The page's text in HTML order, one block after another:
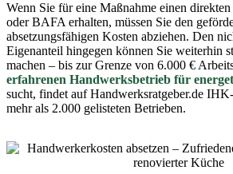
Wenn Sie für eine Maßnahme einen
oder BAFA erhalten, müssen Sie den
absetzungsfähigen Kosten abziehen. Den
Eigenanteil hingegen können Sie weiterhin
machen – bis zur Grenze von 6.000 €
erfahrenen Handwerksbetrieb für
sucht, findet auf Handwerksratgeber.de
mehr als 2.000 gelisteten Betrieben.